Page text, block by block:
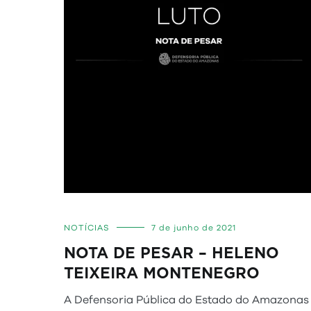
NOTÍCIAS 7 de junho de 2021
NOTA DE PESAR – HELENO
TEIXEIRA MONTENEGRO
A Defensoria Pública do Estado do Amazonas